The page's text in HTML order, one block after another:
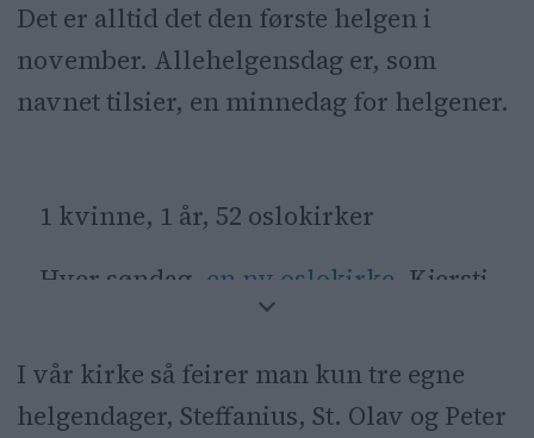
Det er alltid det den første helgen i
november. Allehelgensdag er, som
navnet tilsier, en minnedag for helgener.
1 kvinne, 1 år, 52 oslokirker
Hver søndag, en ny oslokirke . Kjersti
Opstad bruker 2018 på å bli kjent med
kirka. Få med deg hele serien her.
I vår kirke så feirer man kun tre egne
helgendager, Steffanius, St. Olav og Peter